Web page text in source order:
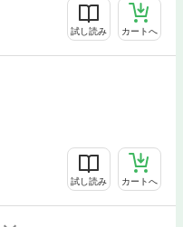
試し読み カートへ
試し読み カートへ